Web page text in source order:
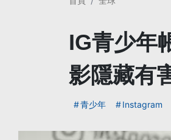
IG青少年
影隱藏有
青少年 Instagram